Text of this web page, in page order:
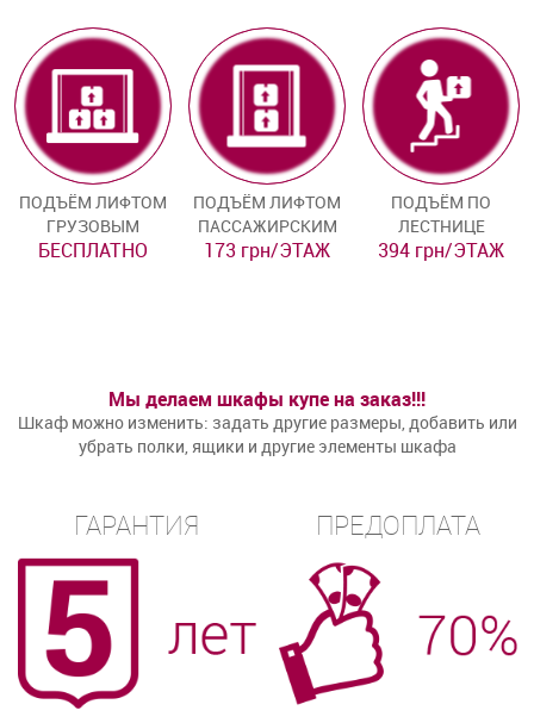
ПОДЪЁМ ЛИФТОМ
ГРУЗОВЫМ
БЕСПЛАТНО
ПОДЪЁМ ЛИФТОМ
ПАССАЖИРСКИМ
173 грн/ЭТАЖ
ПОДЪЁМ ПО
ЛЕСТНИЦЕ
394 грн/ЭТАЖ
Мы делаем шкафы купе на заказ!!!
Шкаф можно изменить: задать другие размеры, добавить или
убрать полки, ящики и другие элементы шкафа
ГАРАНТИЯ ПРЕДОПЛАТА